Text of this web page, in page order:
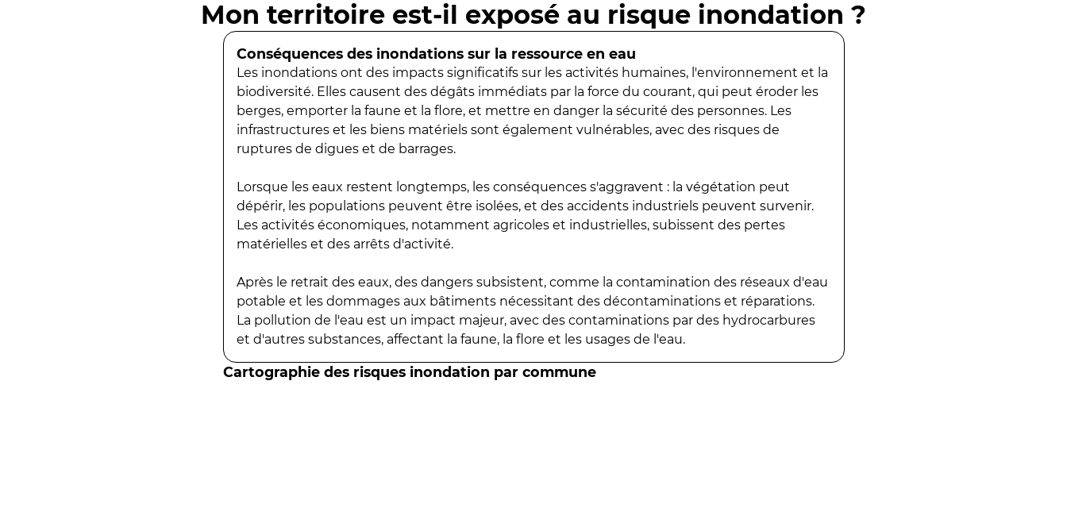
Mon territoire est-il exposé au risque inondation ?
Conséquences des inondations sur la ressource en eau
Les inondations ont des impacts significatifs sur les activités humaines, l'environnement et la
biodiversité. Elles causent des dégâts immédiats par la force du courant, qui peut éroder les
berges, emporter la faune et la flore, et mettre en danger la sécurité des personnes. Les
infrastructures et les biens matériels sont également vulnérables, avec des risques de
ruptures de digues et de barrages.
Lorsque les eaux restent longtemps, les conséquences s'aggravent : la végétation peut
dépérir, les populations peuvent être isolées, et des accidents industriels peuvent survenir.
Les activités économiques, notamment agricoles et industrielles, subissent des pertes
matérielles et des arrêts d'activité.
Après le retrait des eaux, des dangers subsistent, comme la contamination des réseaux d'eau
potable et les dommages aux bâtiments nécessitant des décontaminations et réparations.
La pollution de l'eau est un impact majeur, avec des contaminations par des hydrocarbures
et d'autres substances, affectant la faune, la flore et les usages de l'eau.
Cartographie des risques inondation par commune